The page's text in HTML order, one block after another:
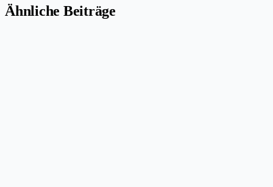
Ähnliche Beiträge